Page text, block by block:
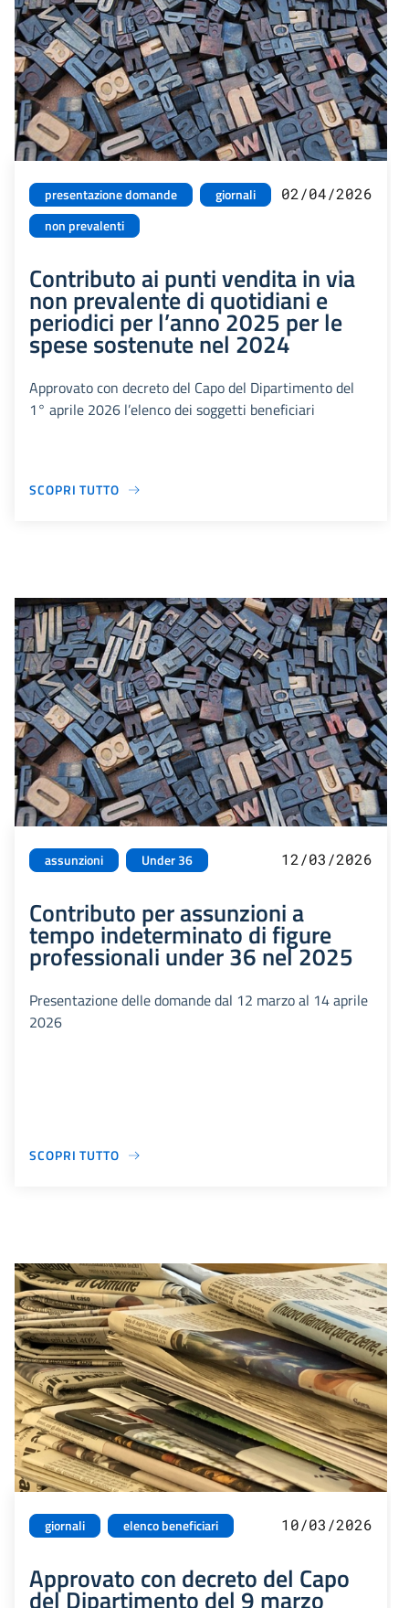
presentazione domande
giornali
non prevalenti
02/04/2026
Contributo ai punti vendita in via
non prevalente di quotidiani e
periodici per l’anno 2025 per le
spese sostenute nel 2024
Approvato con decreto del Capo del Dipartimento del
1° aprile 2026 l’elenco dei soggetti beneficiari
SCOPRI TUTTO
assunzioni Under 36 12/03/2026
Contributo per assunzioni a
tempo indeterminato di figure
professionali under 36 nel 2025
Presentazione delle domande dal 12 marzo al 14 aprile
2026
SCOPRI TUTTO
giornali elenco beneficiari 10/03/2026
Approvato con decreto del Capo
del Dipartimento del 9 marzo